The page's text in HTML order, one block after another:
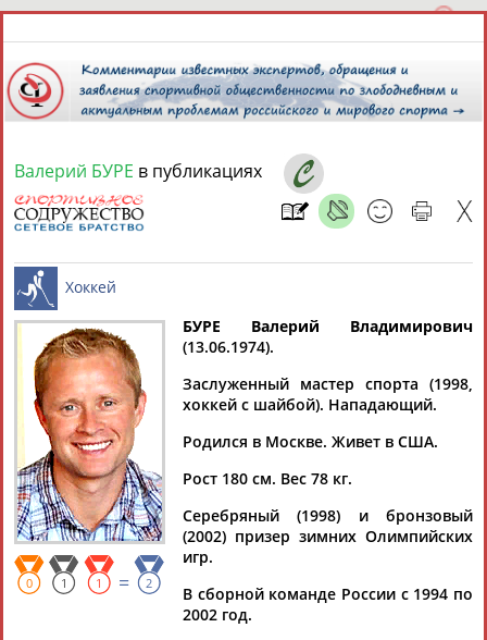
6 августа 2026 года,
СПОРТСМЕНЫ, ТРЕНЕРЫ И СПЕЦИАЛИСТЫ
Найдено: 13181персон Расширенный поиск
Аслаудин
АБАЕВ
Елена
АБАИМОВА
АБАКУМОВА
Дмитрий
Тамилла
АБАСОВА
Рамазан
АБАЧАРАЕВ
АБАШИДЗЕ
Валерий БУРЕ в публикациях
Хоккей
0 1 1 = 2
БУРЕ Валерий Владимирович
(13.06.1974).
Заслуженный мастер спорта (1998,
хоккей с шайбой). Нападающий.
Родился в Москве. Живет в США.
Рост 180 см. Вес 78 кг.
Серебряный (1998) и бронзовый
(2002) призер зимних Олимпийских
игр.
В сборной команде России с 1994 по
2002 год.